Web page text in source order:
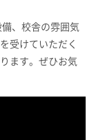
、校舎の雰囲気
受けていただく
ます。ぜひお気